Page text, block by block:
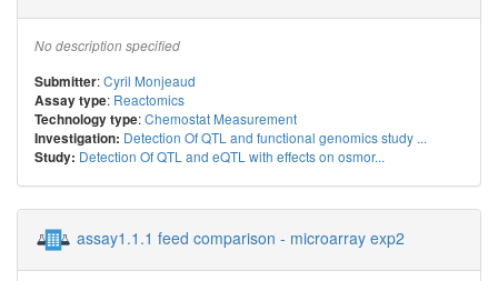
No description specified
Submitter:Cyril Monjeaud
Assay type: Reactomics
Technology type:Chemostat Measurement
Investigation: Detection Of QTL and functional genomics study ...
Study: Detection Of QTL and eQTL with effects on osmor...
assay1.1.1 feed comparison - microarray exp2